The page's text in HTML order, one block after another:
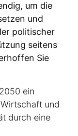
um die
und
politischer
seitens
Sie
ein
und
durch eine